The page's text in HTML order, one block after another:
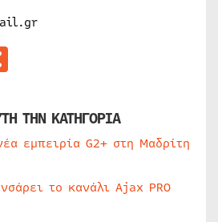
ΤΗΝ ΚΑΤΗΓΟΡΙΑ
εμπειρία G2+ στη Μαδρίτη
το κανάλι Ajax PRO